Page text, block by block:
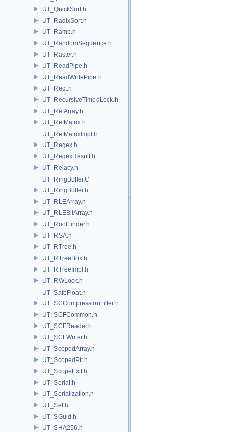
UT_QuickSort.h
UT_RadixSort.h
UT_Ramp.h
UT_RandomSequence.h
UT_Raster.h
UT_ReadPipe.h
UT_ReadWritePipe.h
UT_Rect.h
UT_RecursiveTimedLock.h
UT_RefArray.h
UT_RefMatrix.h
UT_RefMatrixImpl.h
UT_Regex.h
UT_RegexResult.h
UT_Relacy.h
UT_RingBuffer.C
UT_RingBuffer.h
UT_RLEArray.h
UT_RLEBitArray.h
UT_RootFinder.h
UT_RSA.h
UT_RTree.h
UT_RTreeBox.h
UT_RTreeImpl.h
UT_RWLock.h
UT_SafeFloat.h
UT_SCCompressionFilter.h
UT_SCFCommon.h
UT_SCFReader.h
UT_SCFWriter.h
UT_ScopedArray.h
UT_ScopedPtr.h
UT_ScopeExit.h
UT_Serial.h
UT_Serialization.h
UT_Set.h
UT_SGuid.h
UT_SHA256.h